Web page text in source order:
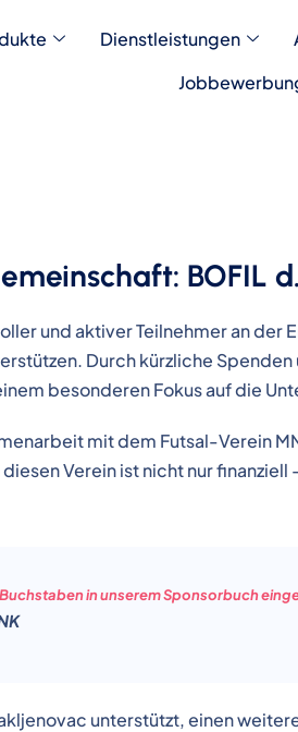
Dienstleistungen
BOFIL
und aktiver Teilnehmer an
Durch kürzliche
besonderen Fokus auf die
mit dem Futsal-Verein
Verein ist nicht nur
in unserem Sponsorbuch
unterstützt, einen